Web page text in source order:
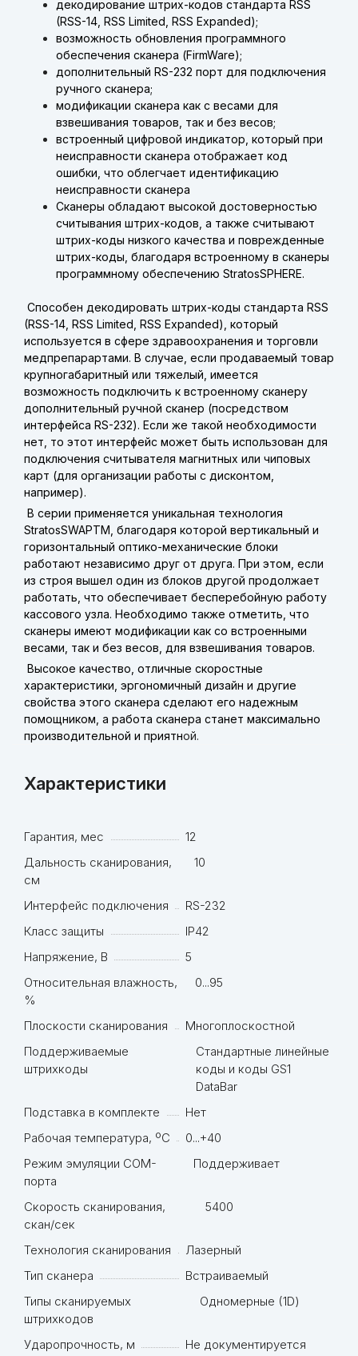
декодирование штрих-кодов стандарта RSS
(RSS-14, RSS Limited, RSS Expanded);
возможность обновления программного
обеспечения сканера (FirmWare);
дополнительный RS-232 порт для подключения
ручного сканера;
модификации сканера как с весами для
взвешивания товаров, так и без весов;
встроенный цифровой индикатор, который при
неисправности сканера отображает код
ошибки, что облегчает идентификацию
неисправности сканера
Сканеры обладают высокой достоверностью
считывания штрих-кодов, а также считывают
штрих-коды низкого качества и поврежденные
штрих-коды, благодаря встроенному в сканеры
программному обеспечению StratosSPHERE.
Cпособен декодировать штрих-коды стандарта RSS
(RSS-14, RSS Limited, RSS Expanded), который
используется в сфере здравоохранения и торговли
медпрепарартами. В случае, если продаваемый товар
крупногабаритный или тяжелый, имеется
возможность подключить к встроенному сканеру
дополнительный ручной сканер (посредством
интерфейса RS-232). Если же такой необходимости
нет, то этот интерфейс может быть использован для
подключения считывателя магнитных или чиповых
карт (для организации работы с дисконтом,
например).
В серии применяется уникальная технология
StratosSWAPTM, благодаря которой вертикальный и
горизонтальный оптико-механические блоки
работают независимо друг от друга. При этом, если
из строя вышел один из блоков другой продолжает
работать, что обеспечивает бесперебойную работу
кассового узла. Необходимо также отметить, что
сканеры имеют модификации как со встроенными
весами, так и без весов, для взвешивания товаров.
Высокое качество, отличные скоростные
характеристики, эргономичный дизайн и другие
свойства этого сканера сделают его надежным
помощником, а работа сканера станет максимально
производительной и приятной.
Характеристики
Гарантия, мес
12
Дальность сканирования,
см
10
Интерфейс подключения
RS-232
Класс защиты
IP42
Напряжение, В
5
Относительная влажность,
%
0...95
Плоскости сканирования
Многоплоскостной
Поддерживаемые
штрихкоды
Стандартные линейные
коды и коды GS1
DataBar
Подставка в комплекте
Нет
Рабочая температура, ºC
0...+40
Режим эмуляции COM-
порта
Поддерживает
Скорость сканирования,
скан/сек
5400
Технология сканирования
Лазерный
Тип сканера
Встраиваемый
Типы сканируемых
штрихкодов
Одномерные (1D)
Ударопрочность, м
Не документируется